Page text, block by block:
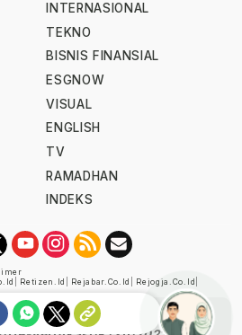
INTERNASIONAL
TEKNO
BISNIS FINANSIAL
ESGNOW
VISUAL
ENGLISH
TV
RAMADHAN
INDEKS
Retizen.id Rejabar.co.id Rejogja.co.id
oleh Dewan Pers